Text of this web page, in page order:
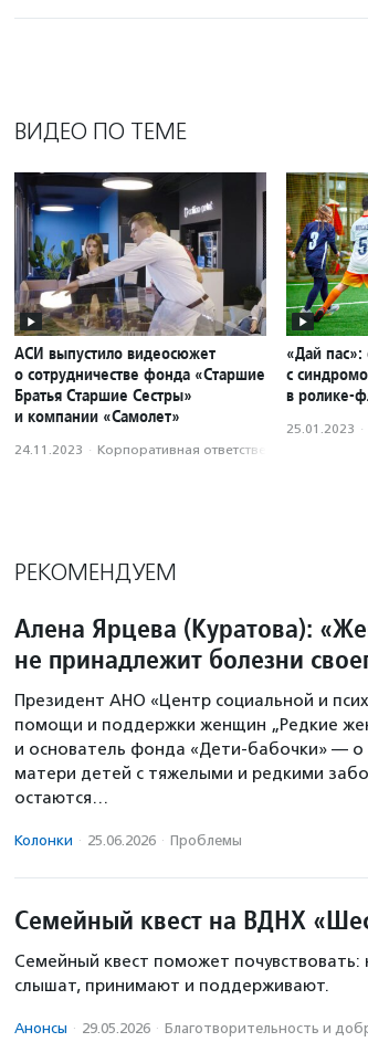
ВИДЕО ПО ТЕМЕ
АСИ выпустило видеосюжет
о сотрудничестве фонда «Старшие
Братья Старшие Сестры»
и компании «Самолет»
24.11.2023 · Корпоративная ответственность
«Дай
с
в ролике-
25.01.2023 ·
РЕКОМЕНДУЕМ
Алена Ярцева (Куратова):
не принадлежит болезни
Президент АНО «Центр социальной и
помощи и поддержки женщин „Редкие
и основатель фонда «Дети-бабочки» — о
матери детей с тяжелыми и редкими
остаются…
Колонки · 25.06.2026 · Проблемы
Семейный квест на ВДНХ
Семейный квест поможет почувствовать:
слышат, принимают и поддерживают.
Анонсы · 29.05.2026 · Благотвори­тель­ность и